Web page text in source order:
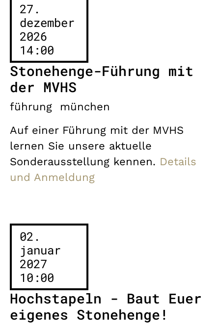
27.
dezember
2026
14:00
Stonehenge-Führung mit
der MVHS
führung
münchen
Auf einer Führung mit der MVHS
lernen Sie unsere aktuelle
Sonderausstellung kennen. Details
und Anmeldung
02.
januar
2027
10:00
Hochstapeln - Baut Euer
eigenes Stonehenge!